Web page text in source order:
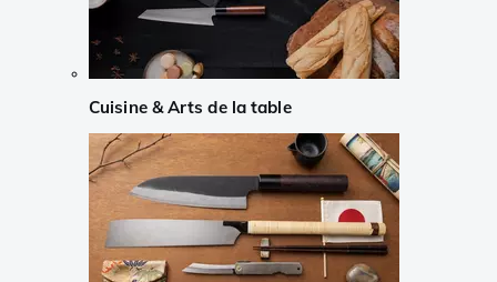
Cuisine & Arts de la table